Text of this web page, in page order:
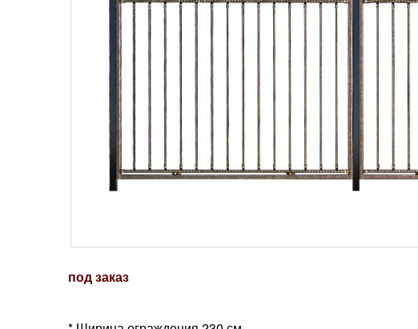
под заказ